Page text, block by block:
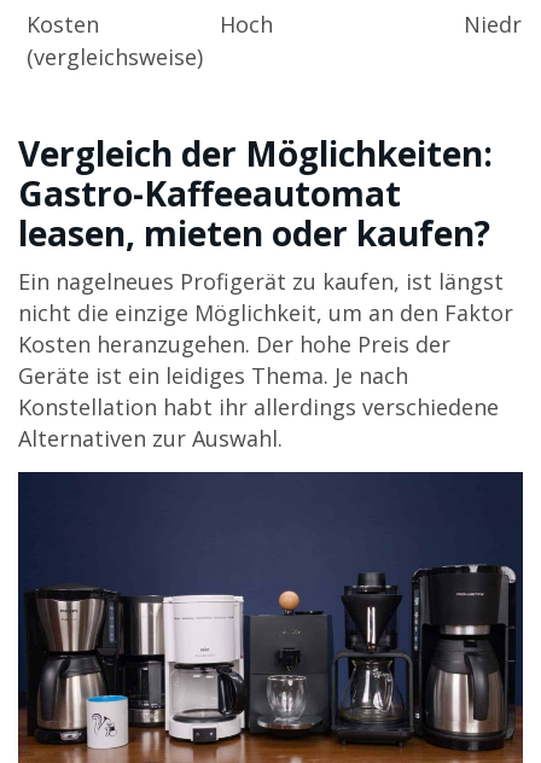
Kosten
(vergleichsweise)
Hoch Niedrig
Vergleich der Möglichkeiten:
Gastro-Kaffeeautomat
leasen, mieten oder kaufen?
Ein nagelneues Profigerät zu kaufen, ist längst
nicht die einzige Möglichkeit, um an den Faktor
Kosten heranzugehen. Der hohe Preis der
Geräte ist ein leidiges Thema. Je nach
Konstellation habt ihr allerdings verschiedene
Alternativen zur Auswahl.